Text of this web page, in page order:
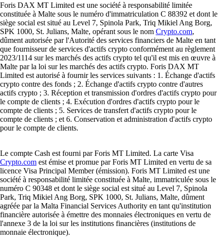
Foris DAX MT Limited est une société à responsabilité limitée
constituée à Malte sous le numéro d'immatriculation C 88392 et dont le
siège social est situé au Level 7, Spinola Park, Triq Mikiel Ang Borg,
SPK 1000, St. Julians, Malte, opérant sous le nom Crypto.com,
dûment autorisée par l'Autorité des services financiers de Malte en tant
que fournisseur de services d'actifs crypto conformément au règlement
2023/1114 sur les marchés des actifs crypto tel qu'il est mis en œuvre à
Malte par la loi sur les marchés des actifs crypto. Foris DAX MT
Limited est autorisé à fournir les services suivants : 1. Échange d'actifs
crypto contre des fonds ; 2. Échange d'actifs crypto contre d'autres
actifs crypto ; 3. Réception et transmission d'ordres d'actifs crypto pour
le compte de clients ; 4. Exécution d'ordres d'actifs crypto pour le
compte de clients ; 5. Services de transfert d'actifs crypto pour le
compte de clients ; et 6. Conservation et administration d'actifs crypto
pour le compte de clients.
Le compte Cash est fourni par Foris MT Limited. La carte Visa
Crypto.com est émise et promue par Foris MT Limited en vertu de sa
licence Visa Principal Member (émission). Foris MT Limited est une
société à responsabilité limitée constituée à Malte, immatriculée sous le
numéro C 90348 et dont le siège social est situé au Level 7, Spinola
Park, Triq Mikiel Ang Borg, SPK 1000, St. Julians, Malte, dûment
agréée par la Malta Financial Services Authority en tant qu'institution
financière autorisée à émettre des monnaies électroniques en vertu de
l'annexe 3 de la loi sur les institutions financières (institutions de
monnaie électronique).